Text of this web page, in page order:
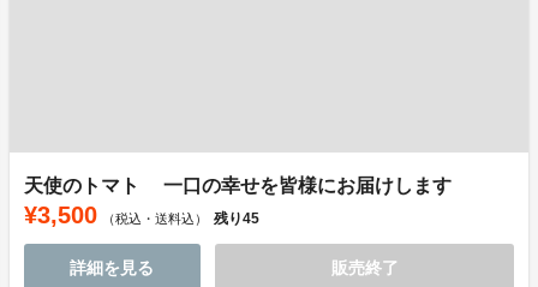
天使のトマト 一口の幸せを皆様にお届けします
¥3,500 （税込・送料込） 残り45
詳細を見る 販売終了